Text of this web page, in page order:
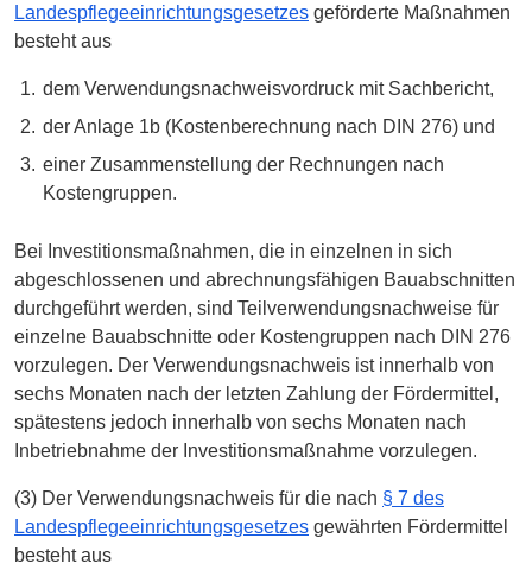
Landespflegeeinrichtungsgesetzes geförderte Maßnahmen
besteht aus
dem Verwendungsnachweisvordruck mit Sachbericht,
der Anlage 1b (Kostenberechnung nach DIN 276) und
einer Zusammenstellung der Rechnungen nach
Kostengruppen.
Bei Investitionsmaßnahmen, die in einzelnen in sich
abgeschlossenen und abrechnungsfähigen Bauabschnitten
durchgeführt werden, sind Teilverwendungsnachweise für
einzelne Bauabschnitte oder Kostengruppen nach DIN 276
vorzulegen. Der Verwendungsnachweis ist innerhalb von
sechs Monaten nach der letzten Zahlung der Fördermittel,
spätestens jedoch innerhalb von sechs Monaten nach
Inbetriebnahme der Investitionsmaßnahme vorzulegen.
(3) Der Verwendungsnachweis für die nach § 7 des
Landespflegeeinrichtungsgesetzes gewährten Fördermittel
besteht aus